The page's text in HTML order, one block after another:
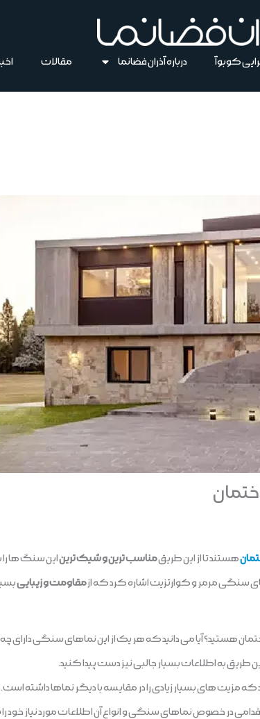
کوبوآ درباره آذران فضانما مقالات
هستند تا از این طریقمناسب ترین و شیک تریناین سنگ ها را
سنگی مرمر و کوارتزیت اشاره کرد که ازمقاومت و زیبایی
هستید؟ آیا می دانید که هر یک از این نماهای سنگی
طریق به اطلاعات بسیار جالبی نیز دست پیدا کنید.
که مزیت های بسیار زیادی را در مقایسه با دیگر نماها داشته
در خصوص نماهای سنگی و انواع آن اطلاعات مورد نیاز خود